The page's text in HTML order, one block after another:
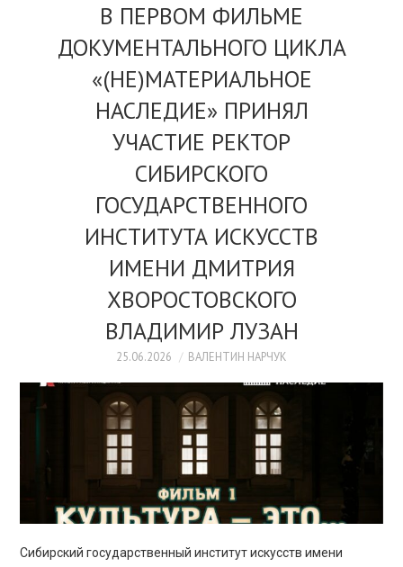
В ПЕРВОМ ФИЛЬМЕ
ДОКУМЕНТАЛЬНОГО ЦИКЛА
«(НЕ)МАТЕРИАЛЬНОЕ
НАСЛЕДИЕ» ПРИНЯЛ
УЧАСТИЕ РЕКТОР
СИБИРСКОГО
ГОСУДАРСТВЕННОГО
ИНСТИТУТА ИСКУССТВ
ИМЕНИ ДМИТРИЯ
ХВОРОСТОВСКОГО
ВЛАДИМИР ЛУЗАН
25.06.2026 ВАЛЕНТИН НАРЧУК
Сибирский государственный институт искусств имени